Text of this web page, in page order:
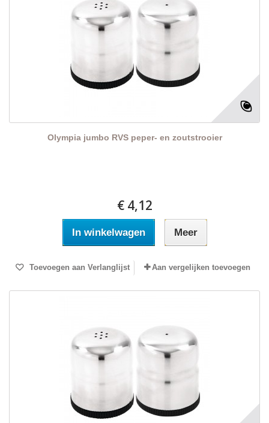
Olympia jumbo RVS peper- en zoutstrooier
€ 4,12
In winkelwagen Meer
Toevoegen aan Verlanglijst Aan vergelijken toevoegen